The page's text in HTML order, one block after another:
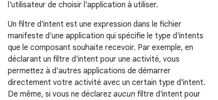
l'utilisateur de choisir l'application à utiliser.
Un filtre d'intent est une expression dans le fichier
manifeste d'une application qui spécifie le type d'intents
que le composant souhaite recevoir. Par exemple, en
déclarant un filtre d'intent pour une activité, vous
permettez à d'autres applications de démarrer
directement votre activité avec un certain type d'intent.
De même, si vous ne déclarez aucun filtre d'intent pour